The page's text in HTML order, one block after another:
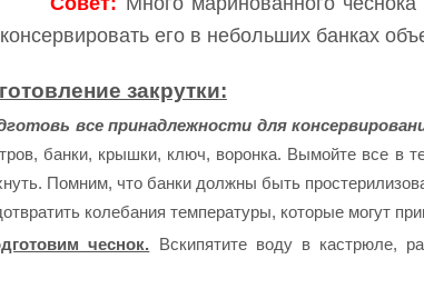
консервировать его в небольших банках
закрутки:
все принадлежности для
банки, крышки, ключ, воронка. Вымойте все в
Помним, что банки должны быть
колебания температуры, которые могут
чеснок. Вскипятите воду в кастрюле,